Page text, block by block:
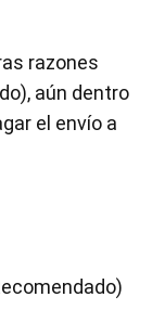
razones
aún dentro
el envío a